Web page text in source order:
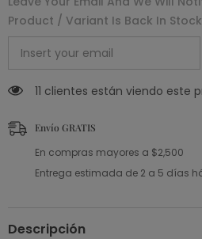
Product / Variant Is Back In Stock
11 clientes están viendo este
Envío GRATIS
En compras mayores a $2,500
Entrega estimada de 2 a 5 días
Descripción